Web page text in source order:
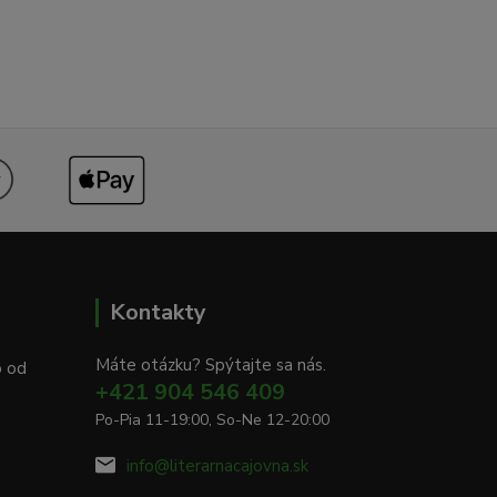
od
Kontakty
Máte otázku? Spýtajte sa nás.
+421 904 546 409
Po-Pia 11-19:00, So-Ne 12-20:00
info@literarnacajovna.sk